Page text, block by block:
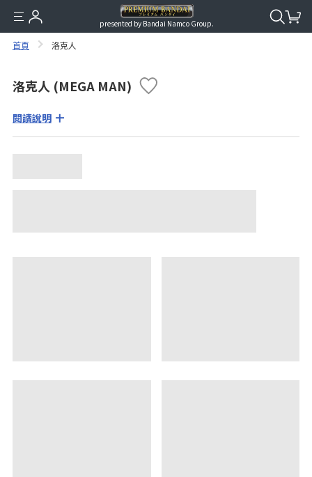
presented by Bandai Namco Group.
首頁 洛克人
洛克人 (MEGA MAN)
閱讀說明